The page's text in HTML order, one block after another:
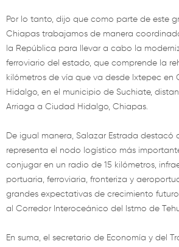
Por lo tanto, dijo que como parte de este
Chiapas trabajamos de manera
la República para llevar a cabo la
ferroviario del estado, que comprende la
kilómetros de vía que va desde Ixtepec en
Hidalgo, en el municipio de Suchiate,
Arriaga a Ciudad Hidalgo, Chiapas.
De igual manera, Salazar Estrada destacó
representa el nodo logístico más
conjugar en un radio de 15 kilómetros,
portuaria, ferroviaria, fronteriza y
grandes expectativas de crecimiento
al Corredor Interoceánico del Istmo de
En suma, el secretario de Economía y del